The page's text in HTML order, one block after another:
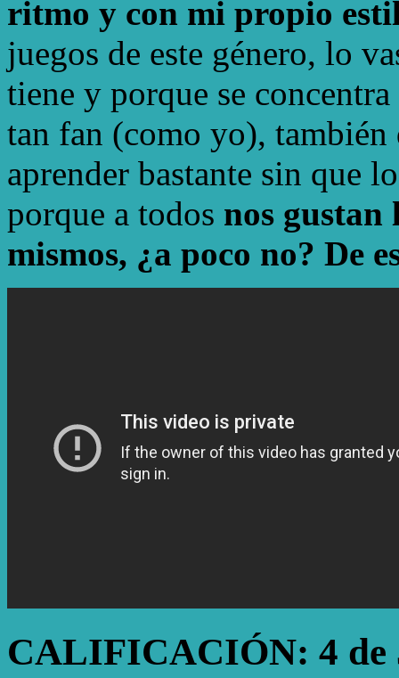
ritmo y con mi propio
juegos de este género, lo
tiene y porque se
tan fan (como yo), también
aprender bastante sin que
porque a todos nos gustan
mismos, ¿a poco no? De
CALIFICACIÓN: 4 de